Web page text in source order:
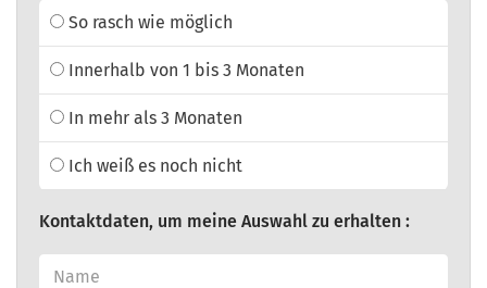
So rasch wie möglich
Innerhalb von 1 bis 3 Monaten
In mehr als 3 Monaten
Ich weiß es noch nicht
Kontaktdaten, um meine Auswahl zu erhalten :